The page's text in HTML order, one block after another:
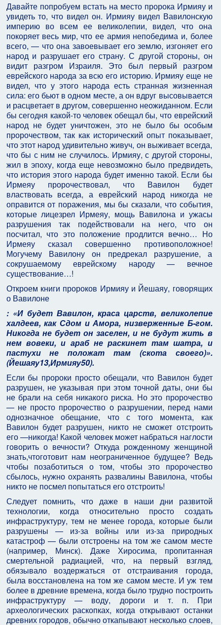
Давайте попробуем встать на место пророка Ирмияу и
увидеть то, что видел он. Ирмияу видел Вавилонскую
империю во всем ее великолепии, видел, что она
покоряет весь мир, что ее армия непобедима и, более
всего, — что она завоевывает его землю, изгоняет его
народ и разрушает его страну. С другой стороны, он
видит разгром Израиля. Это был первый разгром
еврейского народа за всю его историю. Ирмияу еще не
видел, что у этого народа есть странная жизненная
сила: его бьют в одном месте, а он вдруг высовывается
и расцветает в другом, совершенно неожиданном. Если
бы сегодня какой-то человек обещал бы, что еврейский
народ не будет уничтожен, это не было бы особым
пророчеством, так как исторический опыт показывает,
что этот народ удивительно живуч, он выживает всегда,
что бы с ним не случилось. Ирмияу, с другой стороны,
жил в эпоху, когда еще невозможно было предвидеть,
что история этого народа будет именно такой. Если бы
Ирмеяу пророчествовал, что Вавилон будет
властвовать всегда, а еврейский народ никогда не
оправится от поражения, мы бы сказали, что события,
которые лицезрел Ирмеяу, мощь Вавилона и ужасы
разрушения так подействовали на него, что он
посчитал, что это положение продлится вечно… Но
Ирмеяу сказал совершенно противоположное!
Могучему Вавилону он предрекал разрушение, а
сокрушаемому еврейскому народу — вечное
существование…!
Откроем книги пророков Ирмияу и Йешаяу, говорящих
о Вавилоне
: «И будет Вавилон, краса царств, великолепие
халдеев, как Сдом и Амора, низверженные Б-гом.
Никогда не будет он заселен, и не будут жить в
нем вовеки, и араб не раскинет там шатра, и
пастухи не положат там (скота своего)».
(Йешаяу13,Ирмияу50).
Если бы пророки просто обещали, что Вавилон будет
разрушен, не указывая при этом точной даты, они бы
не брали на себя никакого риска. Но это пророчество
— не просто пророчество о разрушении, перед нами
однозначное обещание, что с того момента, как
Вавилон будет разрушен, никто не сможет отстроить
его —никогда! Какой человек может набраться наглости
говорить о вечности? Откуда рожденному женщиной
знать,чтоготовит нам неограниченное будущее? Ведь
чтобы позаботиться о том, чтобы это пророчество
сбылось, нужно охранять развалины Вавилона, чтобы
никто не посмел попытаться его отстроить!
Следует помнить, что даже в наши дни развитой
технологии, когда относительно просто создать
инфраструктуру, тем не менее города, которые были
разрушены — из-за войны или из-за природных
катастроф — были отстроены на том же самом месте
(например, Минск). Даже Хиросима, пропитанная
смертельной радиацией, что, на первый взгляд,
обязывало воздержаться от отстраивания города,
была восстановлена на том же самом месте. И уж тем
более в древние времена, когда было трудно построить
инфраструктуру — воду, дороги и т. п. При
археологических раскопках, когда открывают останки
древних городов, обычно откапывают несколько слоев,